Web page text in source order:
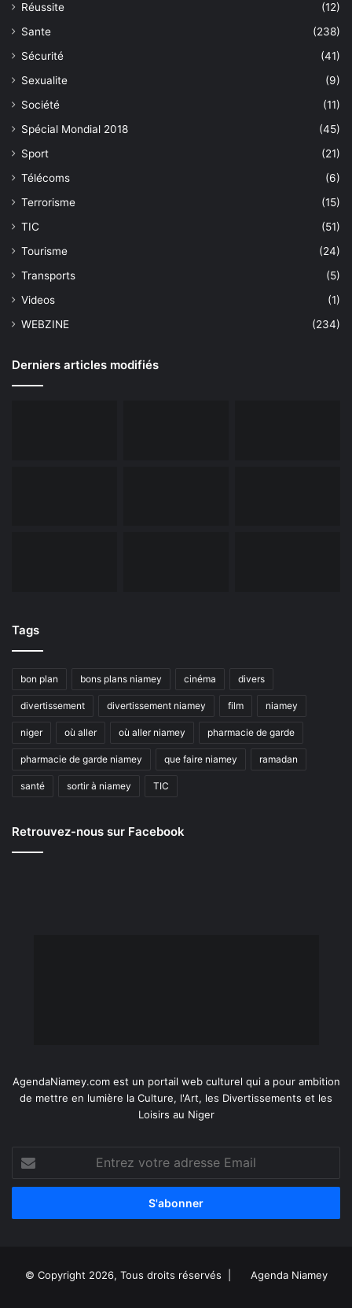
Réussite
(12)
Sante
(238)
Sécurité
(41)
Sexualite
(9)
Société
(11)
Spécial Mondial 2018
(45)
Sport
(21)
Télécoms
(6)
Terrorisme
(15)
TIC
(51)
Tourisme
(24)
Transports
(5)
Videos
(1)
WEBZINE
(234)
Derniers articles modifiés
Tags
bon plan bons plans niamey cinéma divers
divertissement divertissement niamey film niamey
niger où aller où aller niamey pharmacie de garde
pharmacie de garde niamey que faire niamey ramadan
santé sortir à niamey TIC
Retrouvez-nous sur Facebook
AgendaNiamey.com est un portail web culturel qui a pour ambition
de mettre en lumière la Culture, l'Art, les Divertissements et les
Loisirs au Niger
votre
adresse
© Copyright 2026, Tous droits réservés | Agenda Niamey